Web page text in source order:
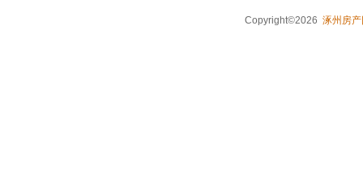
Copyright©2026 涿州房